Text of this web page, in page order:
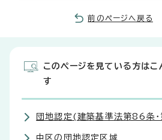
前のページへ戻る
このページを見ている方はこ
す
団地認定(建築基準法第86条
中区の団地認定区域